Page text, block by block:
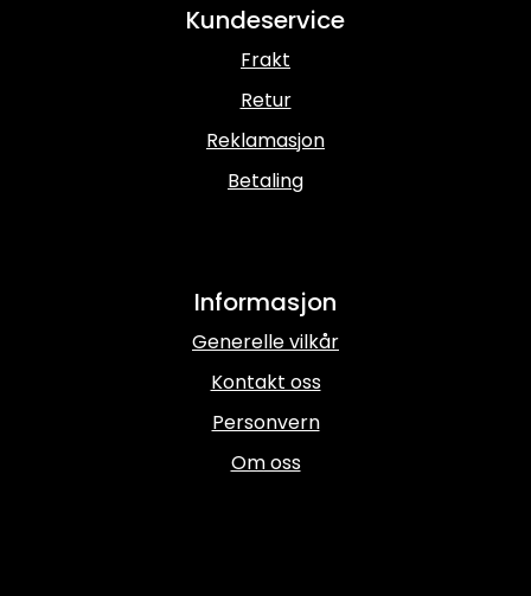
Kundeservice
Frakt
Retur
Reklamasjon
Betaling
Informasjon
Generelle vilkår
Kontakt oss
Personvern
Om oss